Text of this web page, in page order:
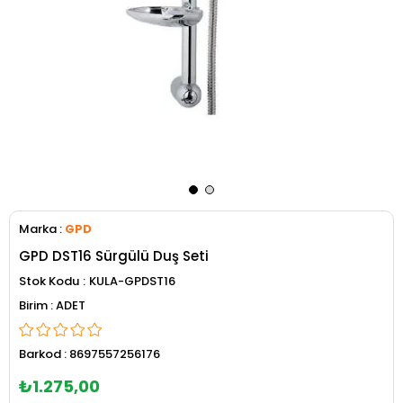
Marka : GPD
GPD DST16 Sürgülü Duş Seti
Stok Kodu
KULA-GPDST16
ADET
Barkod : 8697557256176
₺1.275,00